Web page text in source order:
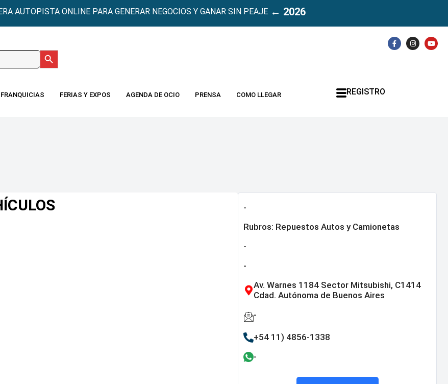
AUTOPISTA ONLINE PARA GENERAR NEGOCIOS Y GANAR SIN PEAJE← 2026
Botón de búsqueda
FRANQUICIAS FERIAS Y EXPOS AGENDA DE OCIO PRENSA COMO LLEGAR REGISTRO
-
Rubros: Repuestos Autos y Camionetas
-
-
Av. Warnes 1184 Sector Mitsubishi, C1414
Cdad. Autónoma de Buenos Aires
-
+54 11) 4856-1338
-